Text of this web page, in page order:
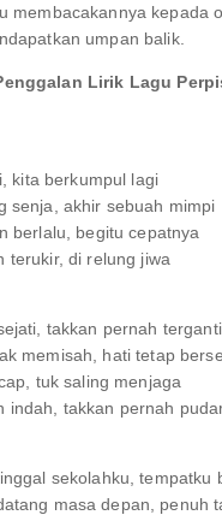
membacakannya kepada
umpan balik.
Lirik Lagu
kita berkumpul lagi
senja, akhir sebuah mimpi
berlalu, begitu cepatnya
terukir, di relung jiwa
takkan pernah terganti
memisah, hati tetap
tuk saling menjaga
indah, takkan pernah
sekolahku, tempatku
masa depan, penuh